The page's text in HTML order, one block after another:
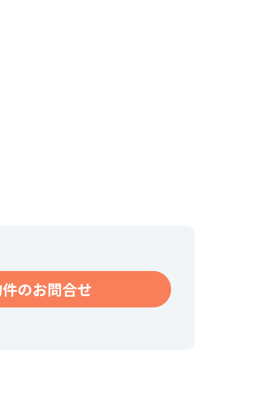
のお問合せ